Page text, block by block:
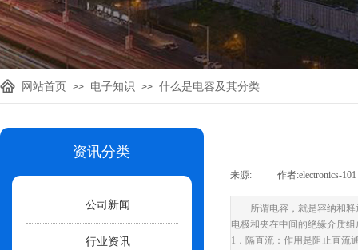
网站首页 >> 电子知识 >> 什么是电容及其分类
公司新闻
行业资讯
资讯分类
来源: 作者:electronics-101
所谓电容，就是容纳和
电极和夹在中间的绝缘介质
1．隔直流：作用是阻止直流